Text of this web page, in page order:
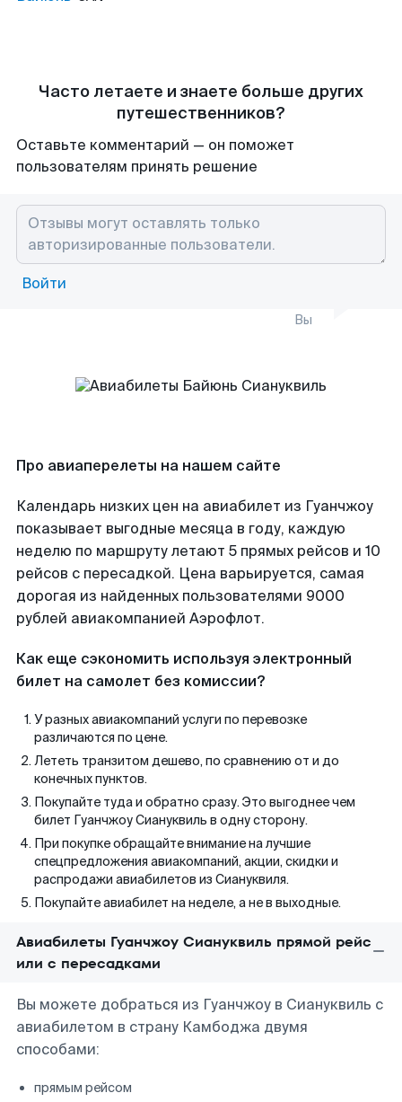
Часто летаете и знаете больше других
путешественников?
Оставьте комментарий — он поможет
пользователям принять решение
Войти
Вы
Про авиаперелеты на нашем сайте
Календарь низких цен на авиабилет из Гуанчжоу
показывает выгодные месяца в году, каждую
неделю по маршруту летают 5 прямых рейсов и 10
рейсов с пересадкой. Цена варьируется, самая
дорогая из найденных пользователями 9000
рублей авиакомпанией Аэрофлот.
Как еще сэкономить используя электронный
билет на самолет без комиссии?
У разных авиакомпаний услуги по перевозке
различаются по цене.
Лететь транзитом дешево, по сравнению от и до
конечных пунктов.
Покупайте туда и обратно сразу. Это выгоднее чем
билет Гуанчжоу Сиануквиль в одну сторону.
При покупке обращайте внимание на лучшие
спецпредложения авиакомпаний, акции, скидки и
распродажи авиабилетов из Сиануквиля.
Покупайте авиабилет на неделе, а не в выходные.
Авиабилеты Гуанчжоу Сиануквиль прямой рейс
или с пересадками
Вы можете добраться из Гуанчжоу в Сиануквиль с
авиабилетом в страну Камбоджа двумя
способами:
прямым рейсом